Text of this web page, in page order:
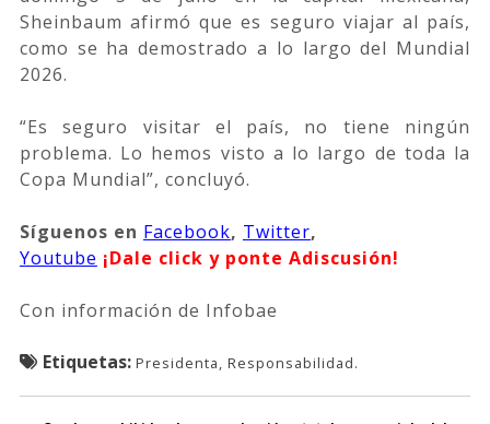
Sheinbaum afirmó que es seguro viajar al país,
como se ha demostrado a lo largo del Mundial
2026.
“Es seguro visitar el país, no tiene ningún
problema. Lo hemos visto a lo largo de toda la
Copa Mundial”, concluyó.
Síguenos en Facebook, Twitter,
Youtube ¡Dale click y ponte Adiscusión!
Con información de Infobae
Etiquetas: Presidenta, Responsabilidad.